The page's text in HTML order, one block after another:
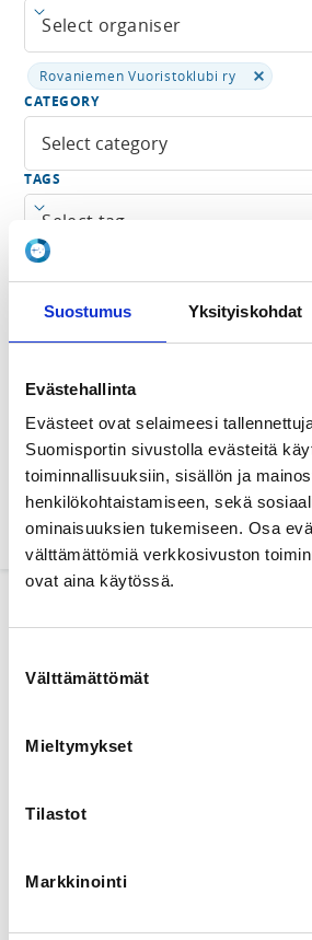
Suostumus Yksityiskohdat
Evästehallinta
Evästeet ovat selaimeesi
Suomisportin sivustolla evästeitä
toiminnallisuuksiin, sisällön ja
henkilökohtaistamiseen, sekä
ominaisuuksien tukemiseen. Osa
välttämättömiä verkkosivuston
ovat aina käytössä.
valinta
Välttämättömät
Mieltymykset
Tilastot
Markkinointi
Open menu
Rovaniemen Vuoristoklubi ry
CATEGORY
Select category
TAGS
Open menu
SEARCH TERM
Find
1 search results
90,00 €